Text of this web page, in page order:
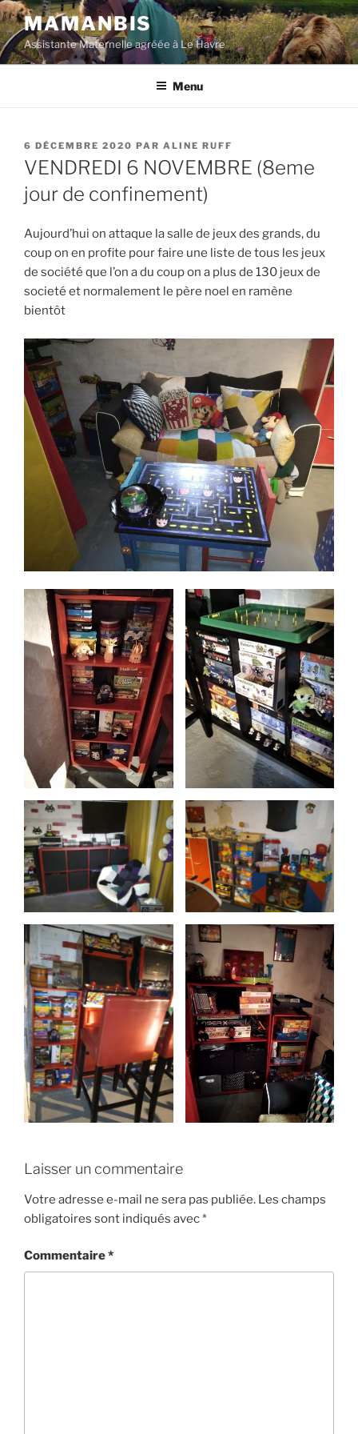
Aller
au
contenu
principal
MAMANBIS
Assistante Maternelle agréée à Le Havre
Menu
PUBLIÉ
LE
6 DÉCEMBRE 2020 PAR ALINE RUFF
VENDREDI 6 NOVEMBRE (8eme
jour de confinement)
Aujourd’hui on attaque la salle de jeux des grands, du
coup on en profite pour faire une liste de tous les jeux
de société que l’on a du coup on a plus de 130 jeux de
societé et normalement le père noel en ramène
bientôt
Laisser un commentaire
Votre adresse e-mail ne sera pas publiée. Les champs
obligatoires sont indiqués avec*
Commentaire*